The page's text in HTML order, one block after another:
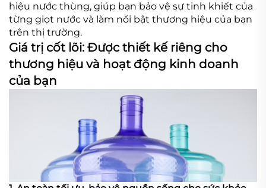
hiệu nước thùng, giúp bạn bảo vệ sự tinh khiết của
từng giọt nước và làm nổi bật thương hiệu của bạn
trên thị trường.
Giá trị cốt lõi: Được thiết kế riêng cho
thương hiệu và hoạt động kinh doanh
của bạn